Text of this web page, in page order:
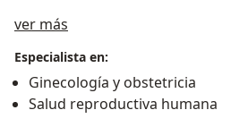
ver más
Especialista en:
Ginecología y obstetricia
Salud reproductiva humana